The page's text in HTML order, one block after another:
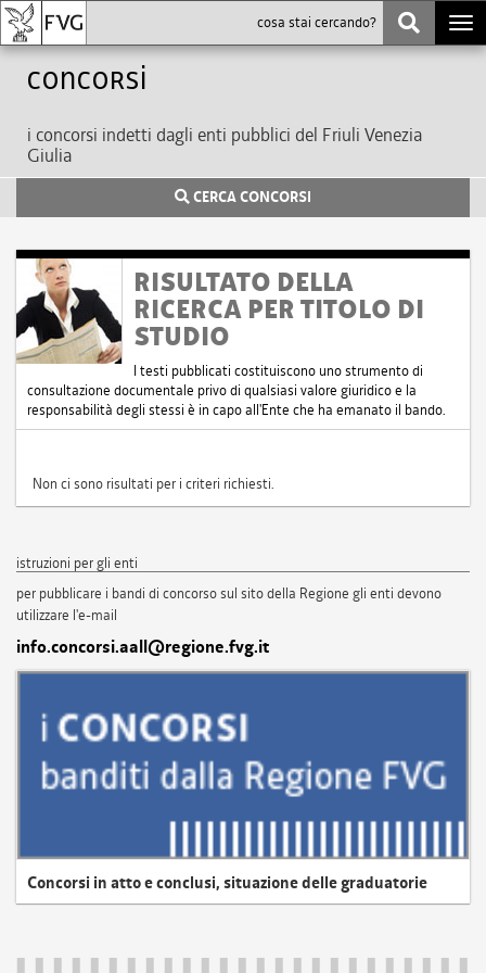
Concorsi
i concorsi indetti dagli enti pubblici del Friuli Venezia
Giulia
CERCA CONCORSI
RISULTATO DELLA
RICERCA PER TITOLO DI
STUDIO
I testi pubblicati costituiscono uno strumento di
consultazione documentale privo di qualsiasi valore giuridico e la
responsabilità degli stessi è in capo all'Ente che ha emanato il bando.
Non ci sono risultati per i criteri richiesti.
istruzioni per gli enti
per pubblicare i bandi di concorso sul sito della Regione gli enti devono
utilizzare l'e-mail
info.concorsi.aall@regione.fvg.it
Concorsi in atto e conclusi, situazione delle graduatorie